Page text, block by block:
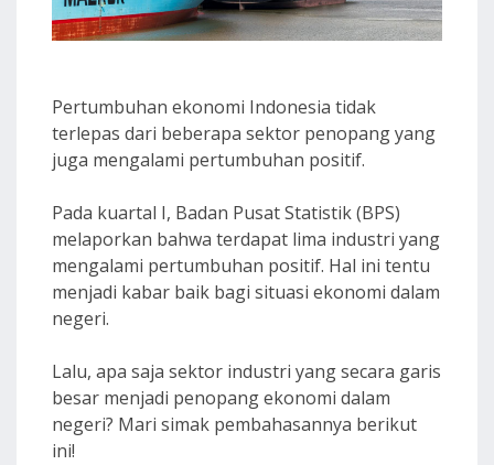
Pertumbuhan ekonomi Indonesia tidak
terlepas dari beberapa sektor penopang yang
juga mengalami pertumbuhan positif.
Pada kuartal I, Badan Pusat Statistik (BPS)
melaporkan bahwa terdapat lima industri yang
mengalami pertumbuhan positif. Hal ini tentu
menjadi kabar baik bagi situasi ekonomi dalam
negeri.
Lalu, apa saja sektor industri yang secara garis
besar menjadi penopang ekonomi dalam
negeri? Mari simak pembahasannya berikut
ini!